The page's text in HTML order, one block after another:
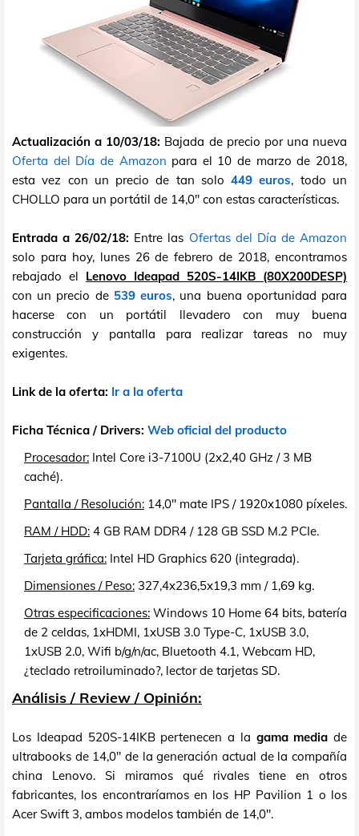
Actualización a 10/03/18: Bajada de precio por una nueva
Oferta del Día de Amazon para el 10 de marzo de 2018,
esta vez con un precio de tan solo449 euros, todo un
CHOLLO para un portátil de 14,0" con estas características.
Entrada a 26/02/18: Entre las Ofertas del Día de Amazon
solo para hoy, lunes 26 de febrero de 2018, encontramos
rebajado el Lenovo Ideapad 520S-14IKB (80X200DESP)
con un precio de 539 euros, una buena oportunidad para
hacerse con un portátil llevadero con muy buena
construcción y pantalla para realizar tareas no muy
exigentes.
Link de la oferta: Ir a la oferta
Ficha Técnica / Drivers: Web oficial del producto
Procesador: Intel Core i3-7100U (2x2,40 GHz / 3 MB
caché).
Pantalla / Resolución: 14,0" mate IPS / 1920x1080 píxeles.
RAM / HDD: 4 GB RAM DDR4 / 128 GB SSD M.2 PCIe.
Tarjeta gráfica: Intel HD Graphics 620 (integrada).
Dimensiones / Peso: 327,4x236,5x19,3 mm / 1,69 kg.
Otras especificaciones: Windows 10 Home 64 bits, batería
de 2 celdas, 1xHDMI, 1xUSB 3.0 Type-C, 1xUSB 3.0,
1xUSB 2.0, Wifi b/g/n/ac, Bluetooth 4.1, Webcam HD,
¿teclado retroiluminado?, lector de tarjetas SD.
Análisis / Review / Opinión:
Los Ideapad 520S-14IKB pertenecen a la gama media de
ultrabooks de 14,0" de la generación actual de la compañía
china Lenovo. Si miramos qué rivales tiene en otros
fabricantes, los encontraríamos en los HP Pavilion 1 o los
Acer Swift 3, ambos modelos también de 14,0".